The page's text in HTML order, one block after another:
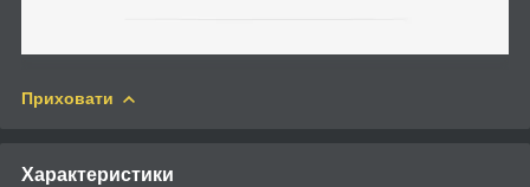
Приховати
Характеристики